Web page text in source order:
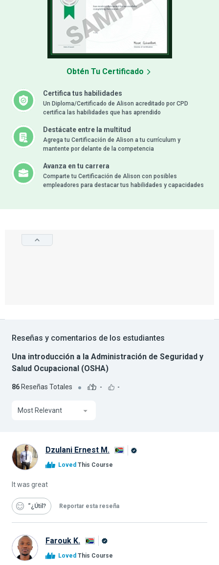
Certifica tus habilidades
Un Diploma/Certificado de Alison acreditado por CPD
certifica las habilidades que has aprendido
Destácate entre la multitud
Agrega tu Certificación de Alison a tu currículum y
mantente por delante de la competencia
Avanza en tu carrera
Comparte tu Certificación de Alison con posibles
empleadores para destacar tus habilidades y capacidades
Obtén Tu Certificado
Reseñas y comentarios de los estudiantes
Una introducción a la Administración de Seguridad y
Salud Ocupacional (OSHA)
86 Reseñas Totales - -
Most Relevant
Dzulani Ernest M.
Loved This Course
It was great
“¿Útil Reportar esta reseña
Farouk K.
Loved This Course